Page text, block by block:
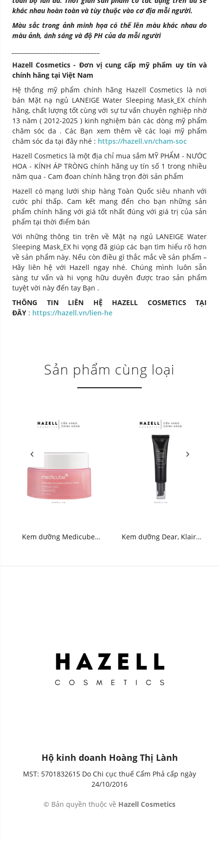
khác nhau hoàn toàn và tùy thuộc vào cơ địa mỗi người.
Màu sắc trong ảnh minh họa có thể lên màu khác nhau do
màu ảnh, ánh sáng và độ PH của da mỗi người
Hazell Cosmetics - Đơn vị cung cấp mỹ phẩm uy tín và
chính hãng tại Việt Nam
Hệ thống mỹ phẩm chính hãng Hazell Cosmetics là nơi
bán Mặt nạ ngủ LANEIGE Water Sleeping Mask_EX chính
hãng, chất lượng tốt cùng với sự tư vấn chuyên nghiệp nhờ
13 năm ( 2012-2025 ) kinh nghiệm bán các dòng mỹ phẩm
chăm sóc da . Các Bạn xem thêm về các loại mỹ phẩm
chăm sóc da tại đây nhé : https://hazell.vn/cham-soc
Hazell Cosmetics là một địa chỉ mua sắm MỸ PHẨM - NƯỚC
HOA - KÍNH ÁP TRÒNG chính hãng uy tín số 1 trong nhiều
năm qua - Cam đoan chính hãng trọn đời sản phẩm
Hazell có mạng lưới ship hàng Toàn Quốc siêu nhanh với
cước phí thấp. Cam kết mang đến cho bạn những sản
phẩm chính hãng với giá tốt nhất đúng với giá trị của sản
phẩm tại thời điểm bán
Với những thông tin trên về Mặt nạ ngủ LANEIGE Water
Sleeping Mask_EX hi vọng đã giúp các bạn tìm hiểu rõ hơn
về sản phẩm này. Nếu còn điều gì thắc mắc về sản phẩm –
Hãy liên hệ với Hazell ngay nhé. Chúng mình luôn sẵn
sàng tư vấn và hi vọng hữu duyên được trao sản phẩm
tuyệt vời này đến tay Bạn .
THÔNG TIN LIÊN HỆ HAZELL COSMETICS TẠI
ĐÂY : https://hazell.vn/lien-he
Sản phẩm cùng loại
Kem dưỡng Medicube
Kem dưỡng Dear, Klairs
Hộ kinh doanh Hoàng Thị Lành
MST: 5701832615 Do Chi cục thuế Cẩm Phả cấp ngày
24/10/2016
© Bản quyền thuộc về Hazell Cosmetics